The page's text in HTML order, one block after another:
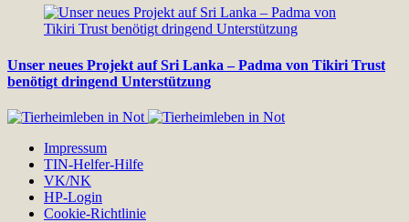
Unser neues Projekt auf Sri Lanka – Padma von Tikiri Trust
benötigt dringend Unterstützung
Impressum
TIN-Helfer-Hilfe
VK/NK
HP-Login
Cookie-Richtlinie